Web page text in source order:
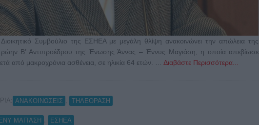
Συμβούλιο της ΕΣΗΕΑ με μεγάλη θλίψη ανακοινώνει την απώλεια της
Β’ Αντιπροέδρου της Ένωσης Άννας – Έννυς Μαγιάση, η οποία απεβίωσε
από μακροχρόνια ασθένεια, σε ηλικία 64 ετών. … Διαβάστε Περισσότερα...
ΑΝΑΚΟΙΝΩΣΕΙΣ ΤΗΛΕΟΡΑΣΗ
ΕΝΥ ΜΑΓΙΑΣΗ ΕΣΗΕΑ